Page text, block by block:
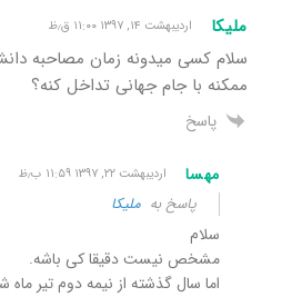
ملیکا اردیبهشت ۱۴, ۱۳۹۷ ۱۱:۰۰ ق٫ظ
سلام کسی میدونه زمان مصاحبه
ممکنه با جام جهانی تداخل کنه؟
پاسخ
مهسا اردیبهشت ۲۲, ۱۳۹۷ ۱۱:۵۹ ب٫ظ
پاسخ به ملیکا
سلام
مشخص نیست دقیقا کی باشه.
اما سال گذشته از نیمه دوم تیر